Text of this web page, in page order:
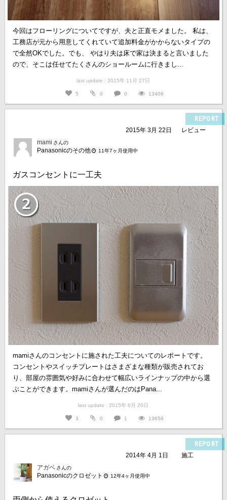
今回はフローリングについてですが、夫と正直モメました。 私は、
工務店が元から用意してくれていて追加料金がかからないタイプの
で全然OKでした。でも、 やはり夫は床で家は決まると言いました
ので、そこは任せてたくさんのショールームに行きまし...
last update : 2015年 11月 27日
5 0 0 13406
REPORT
2015年 3月 22日
レビュー
mami さんの
Panasonicのその他 11年7ヶ月使用中
ガスコンセントに一工夫
mamiさんのコンセントに施された工夫についてのレポートです。
コンセントやスイッチプレートはさまざまな種類が販売されてお
り、部屋の雰囲気や好みに合わせて幅広いラインナップの中から選
ぶことができます。mamiさんが選んだのはPana...
last update : 2015年 6月 20日
3 0 1 13658
REPORT
2014年 4月 1日
施工
アガベ さんの
Panasonicのクロゼット 12年4ヶ月使用中